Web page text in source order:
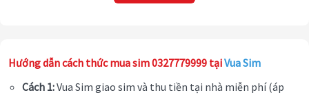
Hướng dẫn cách thức mua sim 0327779999 tạiVua Sim
Cách 1:Vua Sim giao sim và thu tiền tại nhà miễn phí (áp